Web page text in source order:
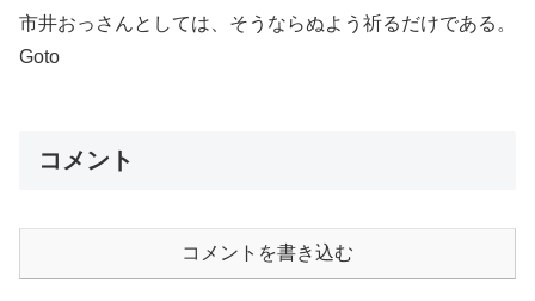
市井おっさんとしては、そうならぬよう祈るだけである。
Goto
コメント
コメントを書き込む